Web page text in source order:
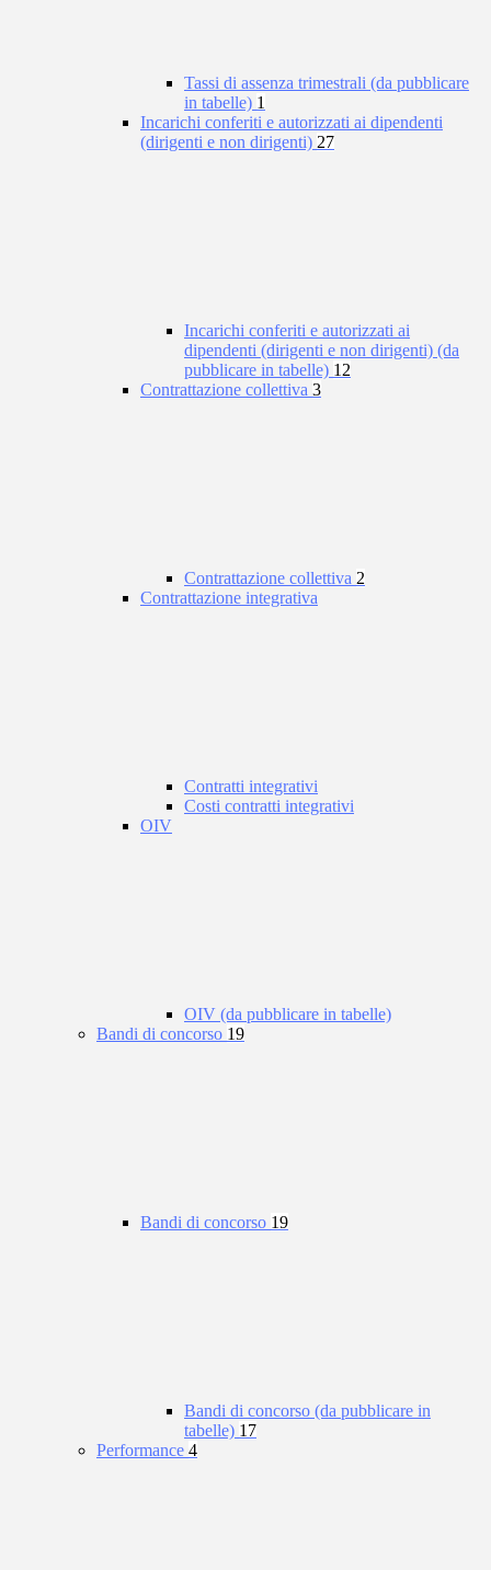
Tassi di assenza trimestrali (da pubblicare
in tabelle) 1
Incarichi conferiti e autorizzati ai dipendenti
(dirigenti e non dirigenti) 27
Incarichi conferiti e autorizzati ai
dipendenti (dirigenti e non dirigenti) (da
pubblicare in tabelle) 12
Contrattazione collettiva 3
Contrattazione collettiva 2
Contrattazione integrativa
Contratti integrativi
Costi contratti integrativi
OIV
OIV (da pubblicare in tabelle)
Bandi di concorso 19
Bandi di concorso 19
Bandi di concorso (da pubblicare in
tabelle) 17
Performance 4